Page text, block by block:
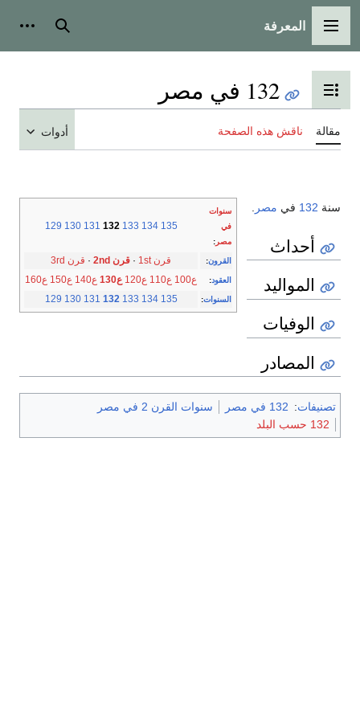
القائمة الرئيسية
المعرفة بحث
تبديل عرض جدول المحتويات
132 في مصر
مقالة ناقش هذه الصفحة أدوات
سنوات
في
مصر :
129 130 131 132 133 134 135
القرون: قرن 1st · قرن 2nd · قرن 3rd
العقود: ع100 ع110 ع120 ع130 ع140 ع150 ع160
السنوات:
129 130 131 132 133 134 135
سنة 132 في مصر
أحداث
المواليد
الوفيات
المصادر
تصنيفات: 132 في مصر
سنوات القرن 2 في مصر
132 حسب البلد